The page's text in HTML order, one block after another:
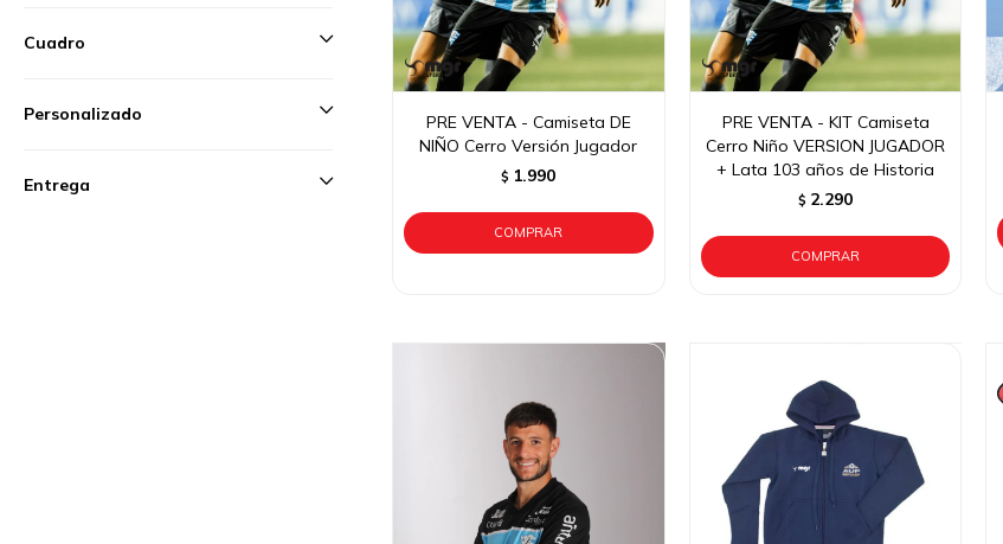
PRE VENTA - Camiseta DE
NIÑO Cerro Versión Jugador
$ 1.990
PRE VENTA - KIT Camiseta
Cerro Niño VERSION JUGADOR
+ Lata 103 años de Historia
$ 2.290
Cuadro
Personalizado
Entrega